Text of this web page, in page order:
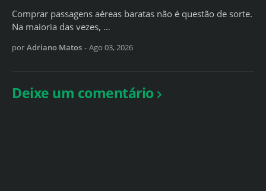
Comprar passagens aéreas baratas não é questão de sorte.
Na maioria das vezes, …
por Adriano Matos - Ago 03, 2026
Deixe um comentário